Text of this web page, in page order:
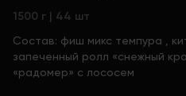
1500 г | 44 шт
Состав: фиш микс темпура
запеченный ролл «снежный
«радомер» с лососем